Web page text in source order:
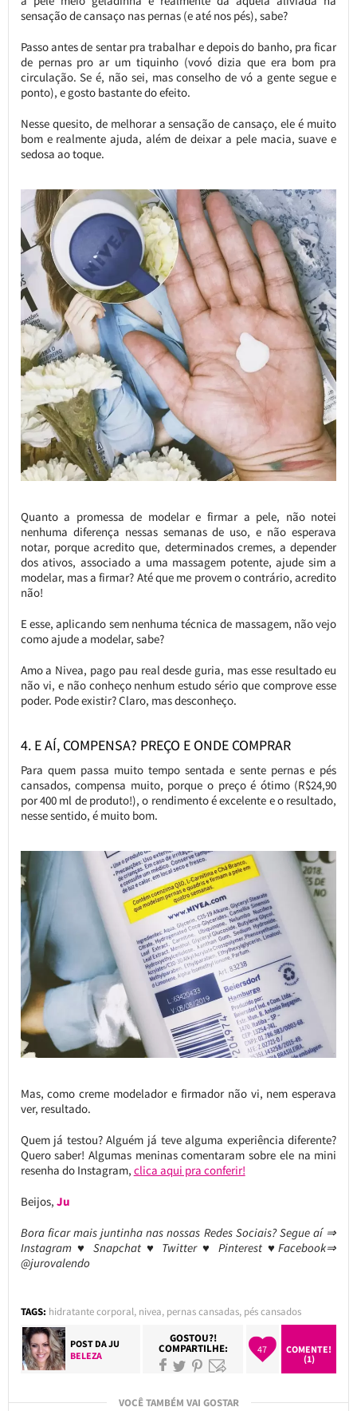
sensação de cansaço nas pernas (e até nos pés), sabe?
Passo antes de sentar pra trabalhar e depois do banho, pra ficar
de pernas pro ar um tiquinho (vovó dizia que era bom pra
circulação. Se é, não sei, mas conselho de vó a gente segue e
ponto), e gosto bastante do efeito.
Nesse quesito, de melhorar a sensação de cansaço, ele é muito
bom e realmente ajuda, além de deixar a pele macia, suave e
sedosa ao toque.
Quanto a promessa de modelar e firmar a pele, não notei
nenhuma diferença nessas semanas de uso, e não esperava
notar, porque acredito que, determinados cremes, a depender
dos ativos, associado a uma massagem potente, ajude sim a
modelar, mas a firmar? Até que me provem o contrário, acredito
não!
E esse, aplicando sem nenhuma técnica de massagem, não vejo
como ajude a modelar, sabe?
Amo a Nivea, pago pau real desde guria, mas esse resultado eu
não vi, e não conheço nenhum estudo sério que comprove esse
poder. Pode existir? Claro, mas desconheço.
4. E AÍ, COMPENSA? PREÇO E ONDE COMPRAR
Para quem passa muito tempo sentada e sente pernas e pés
cansados, compensa muito, porque o preço é ótimo (R$24,90
por 400 ml de produto!), o rendimento é excelente e o resultado,
nesse sentido, é muito bom.
Mas, como creme modelador e firmador não vi, nem esperava
ver, resultado.
Quem já testou? Alguém já teve alguma experiência diferente?
Quero saber! Algumas meninas comentaram sobre ele na mini
resenha do Instagram, clica aqui pra conferir!
Beijos, Ju
Bora ficar mais juntinha nas nossas Redes Sociais? Segue aí ⇒
Instagram ♥ Snapchat ♥ Twitter ♥ Pinterest ♥Facebook⇒
@jurovalendo
TAGS: hidratante corporal, nivea, pernas cansadas, pés cansados
POST DAJU
BELEZA
GOSTOU?!
COMPARTILHE: 47
COMENTE!
(1)
VOCÊ TAMBÉM VAI GOSTAR